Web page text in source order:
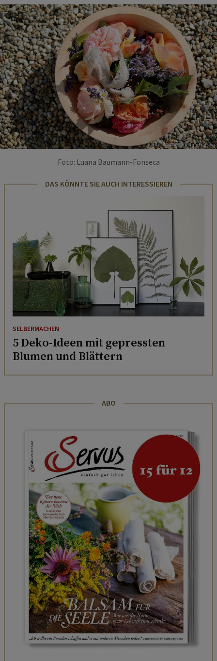
Foto: Luana Baumann-Fonseca
Foto: Luana Baumann-Fonseca
DAS KÖNNTE SIE AUCH INTERESSIEREN
SELBERMACHEN
5 Deko-Ideen mit gepressten
Blumen und Blättern
ABO